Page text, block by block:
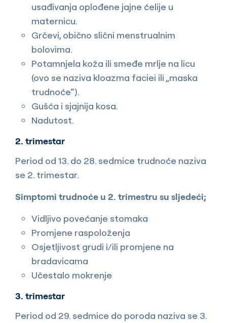
usađivanja oplođene jajne ćelije u
maternicu.
Grčevi, obično slični menstrualnim
bolovima.
Potamnjela koža ili smeđe mrlje na licu
(ovo se naziva kloazma faciei ili „maska
trudnoće“).
Gušća i sjajnija kosa.
Nadutost.
2. trimestar
Period od 13. do 28. sedmice trudnoće naziva
se 2. trimestar.
Simptomi trudnoće u 2. trimestru su sljedeći;
Vidljivo povećanje stomaka
Promjene raspoloženja
Osjetljivost grudi i/ili promjene na
bradavicama
Učestalo mokrenje
3. trimestar
Period od 29. sedmice do poroda naziva se 3.